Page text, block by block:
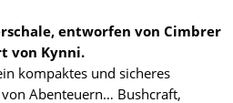
entworfen von Cimbrer
von Kynni.
kompaktes und sicheres
Abenteuern… Bushcraft,